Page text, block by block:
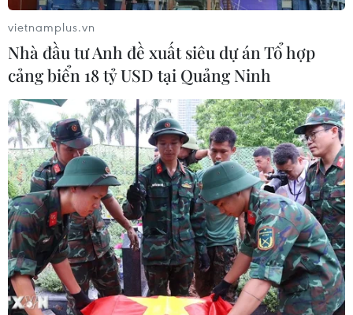
vietnamplus.vn
Nhà đầu tư Anh đề xuất siêu dự án Tổ hợp
cảng biển 18 tỷ USD tại Quảng Ninh